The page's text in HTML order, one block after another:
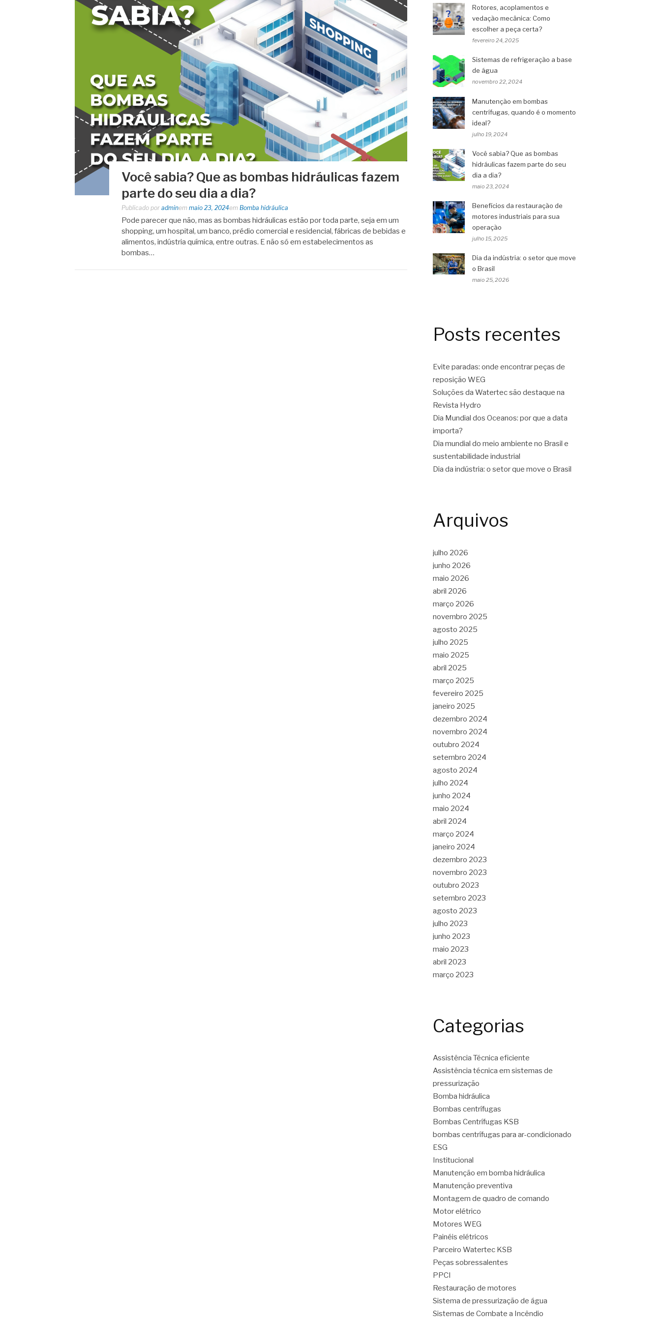
Você sabia? Que as bombas hidráulicas fazem
parte do seu dia a dia?
Publicado por adminem maio 23, 2024em Bomba hidráulica
Pode parecer que não, mas as bombas hidráulicas estão por toda parte, seja em um
shopping, um hospital, um banco, prédio comercial e residencial, fábricas de bebidas e
alimentos, indústria química, entre outras. E não só em estabelecimentos as
bombas…
Rotores, acoplamentos e
vedação mecânica: Como
escolher a peça certa?
fevereiro 24, 2025
Sistemas de refrigeração a base
de água
novembro 22, 2024
Manutenção em bombas
centrífugas, quando é o momento
ideal?
julho 19, 2024
Você sabia? Que as bombas
hidráulicas fazem parte do seu
dia a dia?
maio 23, 2024
Benefícios da restauração de
motores industriais para sua
operação
julho 15, 2025
Dia da indústria: o setor que move
o Brasil
maio 25, 2026
Posts recentes
Evite paradas: onde encontrar peças de
reposição WEG
Soluções da Watertec são destaque na
Revista Hydro
Dia Mundial dos Oceanos: por que a data
importa?
Dia mundial do meio ambiente no Brasil e
sustentabilidade industrial
Dia da indústria: o setor que move o Brasil
Arquivos
julho 2026
junho 2026
maio 2026
abril 2026
março 2026
novembro 2025
agosto 2025
julho 2025
maio 2025
abril 2025
março 2025
fevereiro 2025
janeiro 2025
dezembro 2024
novembro 2024
outubro 2024
setembro 2024
agosto 2024
julho 2024
junho 2024
maio 2024
abril 2024
março 2024
janeiro 2024
dezembro 2023
novembro 2023
outubro 2023
setembro 2023
agosto 2023
julho 2023
junho 2023
maio 2023
abril 2023
março 2023
Categorias
Assistência Técnica eficiente
Assistência técnica em sistemas de
pressurização
Bomba hidráulica
Bombas centrífugas
Bombas Centrífugas KSB
bombas centrífugas para ar-condicionado
ESG
Institucional
Manutenção em bomba hidráulica
Manutenção preventiva
Montagem de quadro de comando
Motor elétrico
Motores WEG
Painéis elétricos
Parceiro Watertec KSB
Peças sobressalentes
PPCI
Restauração de motores
Sistema de pressurização de água
Sistemas de Combate a Incêndio